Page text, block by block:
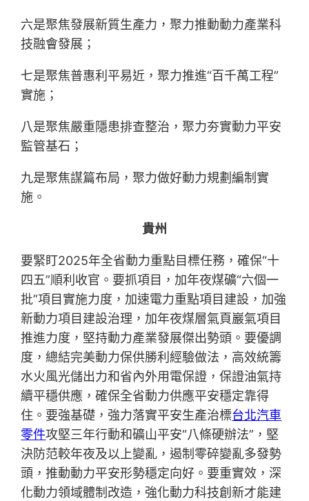
六是聚焦發展新質生產力，聚力推動動力產業科
技融會發展；
七是聚焦普惠利平易近，聚力推進“百千萬工程”
實施；
八是聚焦嚴重隱患排查整治，聚力夯實動力平安
監管基石；
九是聚焦謀篇布局，聚力做好動力規劃編制實
施。
貴州
要緊盯2025年全省動力重點目標任務，確保“十
四五”順利收官。要抓項目，加年夜煤礦“六個一
批”項目實施力度，加速電力重點項目建設，加強
新動力項目建設治理，加年夜煤層氣頁巖氣項目
推進力度，堅持動力產業發展傑出勢頭。要優調
度，總結完美動力保供勝利經驗做法，高效統籌
水火風光儲出力和省內外用電保證，保證油氣持
續平穩供應，確保全省動力供應平安穩定靠得
住。要強基礎，強力落實平安生產治標台北汽車
零件攻堅三年行動和礦山平安“八條硬辦法”，堅
決防范較年夜及以上變亂，遏制零碎變亂多發勢
頭，推動動力平安形勢穩定向好。要重實效，深
化動力領域體制改造，強化動力科技創新才能建